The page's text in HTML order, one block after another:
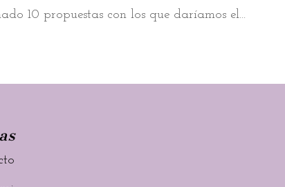
10 propuestas con los que daríamos el...